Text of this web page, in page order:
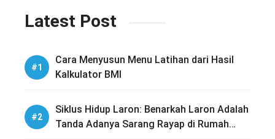
Latest Post
Cara Menyusun Menu Latihan dari Hasil
Kalkulator BMI
Siklus Hidup Laron: Benarkah Laron Adalah
Tanda Adanya Sarang Rayap di Rumah